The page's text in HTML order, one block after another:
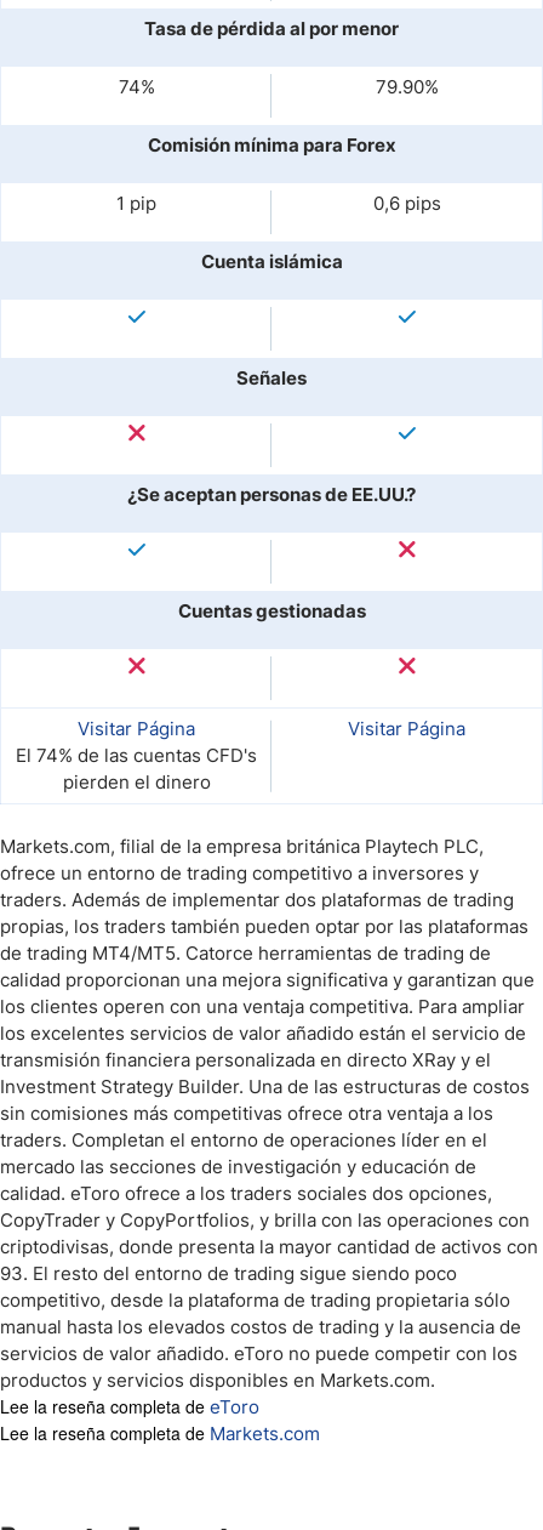
Tasa de pérdida al por menor
74% 79.90%
Comisión mínima para Forex
1 pip 0,6 pips
Cuenta islámica
Señales
¿Se aceptan personas de EE.UU.?
Cuentas gestionadas
Visitar Página
El 74% de las cuentas CFD's
pierden el dinero
Visitar Página
Markets.com, filial de la empresa británica Playtech PLC,
ofrece un entorno de trading competitivo a inversores y
traders. Además de implementar dos plataformas de trading
propias, los traders también pueden optar por las plataformas
de trading MT4/MT5. Catorce herramientas de trading de
calidad proporcionan una mejora significativa y garantizan que
los clientes operen con una ventaja competitiva. Para ampliar
los excelentes servicios de valor añadido están el servicio de
transmisión financiera personalizada en directo XRay y el
Investment Strategy Builder. Una de las estructuras de costos
sin comisiones más competitivas ofrece otra ventaja a los
traders. Completan el entorno de operaciones líder en el
mercado las secciones de investigación y educación de
calidad. eToro ofrece a los traders sociales dos opciones,
CopyTrader y CopyPortfolios, y brilla con las operaciones con
criptodivisas, donde presenta la mayor cantidad de activos con
93. El resto del entorno de trading sigue siendo poco
competitivo, desde la plataforma de trading propietaria sólo
manual hasta los elevados costos de trading y la ausencia de
servicios de valor añadido. eToro no puede competir con los
productos y servicios disponibles en Markets.com.
Lee la reseña completa de eToro
Lee la reseña completa de Markets.com